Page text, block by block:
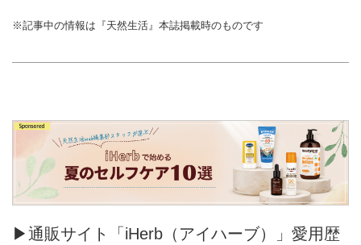
※記事中の情報は『天然生活』本誌掲載時のものです
▶通販サイト「iHerb（アイハーブ）」愛用歴